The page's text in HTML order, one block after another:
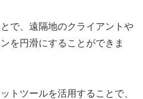
で、遠隔地のクライアントや
を円滑にすることができま
トツールを活用することで、